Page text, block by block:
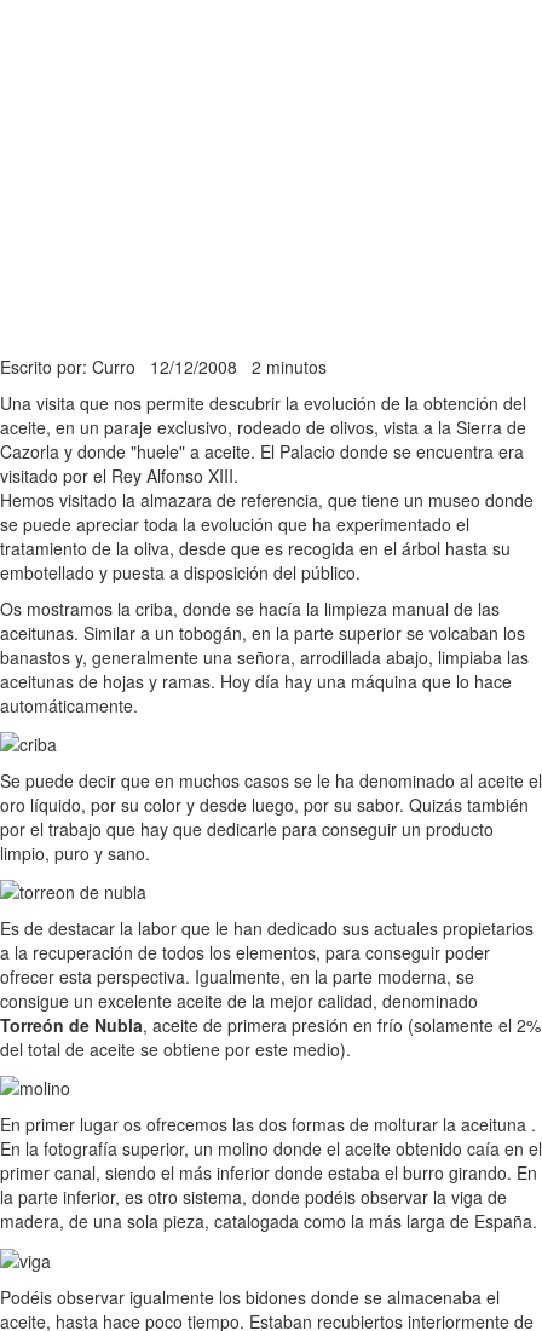
Escrito por: Curro 12/12/2008 2 minutos
Una visita que nos permite descubrir la evolución de la obtención del
aceite, en un paraje exclusivo, rodeado de olivos, vista a la Sierra de
Cazorla y donde "huele" a aceite. El Palacio donde se encuentra era
visitado por el Rey Alfonso XIII.
Hemos visitado la almazara de referencia, que tiene un museo donde
se puede apreciar toda la evolución que ha experimentado el
tratamiento de la oliva, desde que es recogida en el árbol hasta su
embotellado y puesta a disposición del público.
Os mostramos la criba, donde se hacía la limpieza manual de las
aceitunas. Similar a un tobogán, en la parte superior se volcaban los
banastos y, generalmente una señora, arrodillada abajo, limpiaba las
aceitunas de hojas y ramas. Hoy día hay una máquina que lo hace
automáticamente.
Se puede decir que en muchos casos se le ha denominado al aceite el
oro líquido, por su color y desde luego, por su sabor. Quizás también
por el trabajo que hay que dedicarle para conseguir un producto
limpio, puro y sano.
Es de destacar la labor que le han dedicado sus actuales propietarios
a la recuperación de todos los elementos, para conseguir poder
ofrecer esta perspectiva. Igualmente, en la parte moderna, se
consigue un excelente aceite de la mejor calidad, denominado
Torreón de Nubla, aceite de primera presión en frío (solamente el 2%
del total de aceite se obtiene por este medio).
En primer lugar os ofrecemos las dos formas de molturar la aceituna .
En la fotografía superior, un molino donde el aceite obtenido caía en el
primer canal, siendo el más inferior donde estaba el burro girando. En
la parte inferior, es otro sistema, donde podéis observar la viga de
madera, de una sola pieza, catalogada como la más larga de España.
Podéis observar igualmente los bidones donde se almacenaba el
aceite, hasta hace poco tiempo. Estaban recubiertos interiormente de